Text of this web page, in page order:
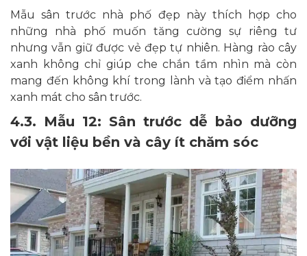
Mẫu sân trước nhà phố đẹp này thích hợp cho
những nhà phố muốn tăng cường sự riêng tư
nhưng vẫn giữ được vẻ đẹp tự nhiên. Hàng rào cây
xanh không chỉ giúp che chắn tầm nhìn mà còn
mang đến không khí trong lành và tạo điểm nhấn
xanh mát cho sân trước.
4.3. Mẫu 12: Sân trước dễ bảo dưỡng
với vật liệu bền và cây ít chăm sóc